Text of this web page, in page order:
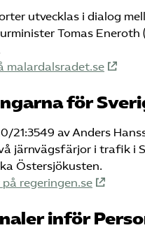
utvecklas i dialog
Tomas Eneroth
malardalsradet.se
för
av Anders
järnvägsfärjor i trafik i
Östersjökusten.
regeringen.se
inför